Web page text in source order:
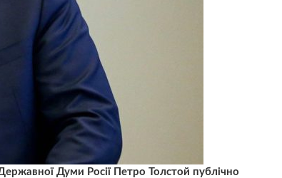
Думи Росії Петро Толстой публічно